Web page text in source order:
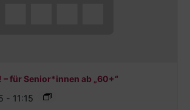
für Senior*innen ab „60+“
- 11:15